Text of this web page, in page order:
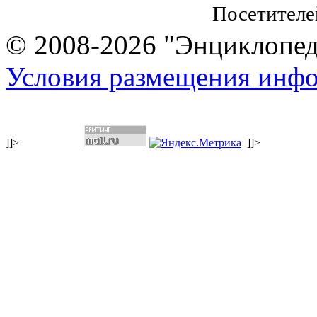
© 2008-2026
Условия размещения
]]> ]]>